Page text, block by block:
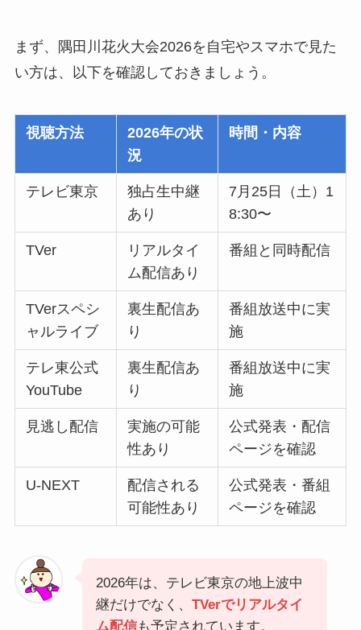
まず、隅田川花火大会2026を自宅やスマホで見た
い方は、以下を確認しておきましょう。
視聴方法
2026年の状
況
時間・内容
テレビ東京
独占生中継
あり
7月25日（土）1
8:30〜
TVer
リアルタイ
ム配信あり
番組と同時配信
TVerスペシ
ャルライブ
裏生配信あ
り
番組放送中に実
施
テレ東公式
YouTube
裏生配信あ
り
番組放送中に実
施
見逃し配信
実施の可能
性あり
公式発表・配信
ページを確認
U-NEXT
配信される
可能性あり
公式発表・番組
ページを確認
2026年は、テレビ東京の地上波中
継だけでなく、 TVerでリアルタイ
ム配信も予定されています。